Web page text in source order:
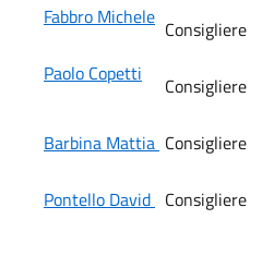
Fabbro Michele Consigliere
Paolo Copetti
Consigliere
Barbina Mattia Consigliere
Pontello David Consigliere